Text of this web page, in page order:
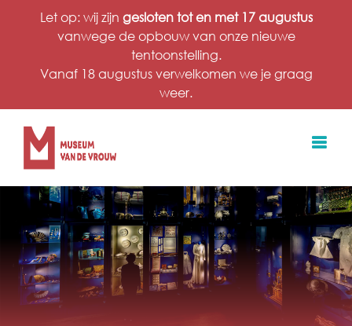
Let op: wij zijn gesloten tot en met 17 augustus
vanwege de opbouw van onze nieuwe
tentoonstelling.
Vanaf 18 augustus verwelkomen we je graag
weer.